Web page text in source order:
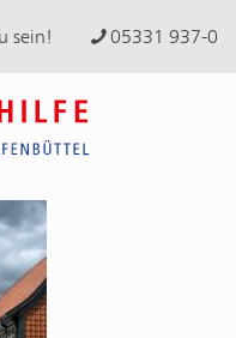
sein! 05331 937-0